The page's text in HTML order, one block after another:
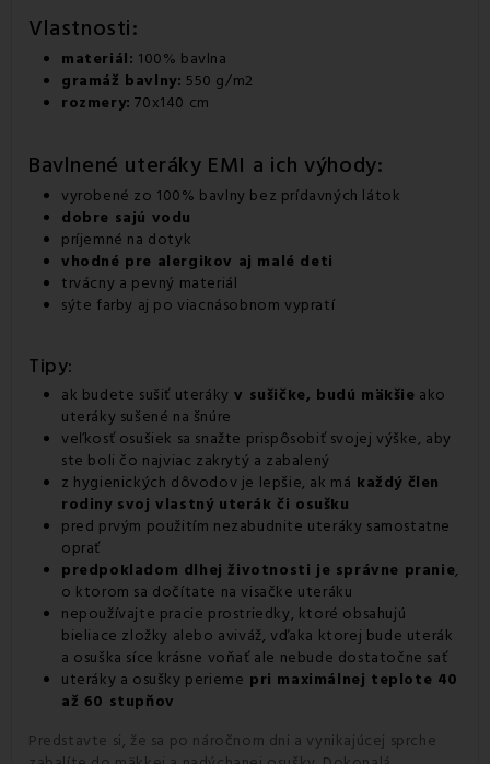
Vlastnosti:
materiál: 100% bavlna
gramáž bavlny: 550 g/m2
rozmery: 70x140 cm
Bavlnené uteráky EMI a ich výhody:
vyrobené zo 100% bavlny bez prídavných látok
dobre sajú vodu
príjemné na dotyk
vhodné pre alergikov aj malé deti
trvácny a pevný materiál
sýte farby aj po viacnásobnom vypratí
Tipy:
ak budete sušiť uteráky v sušičke, budú mäkšie ako
uteráky sušené na šnúre
veľkosť osušiek sa snažte prispôsobiť svojej výške, aby
ste boli čo najviac zakrytý a zabalený
z hygienických dôvodov je lepšie, ak má každý člen
rodiny svoj vlastný uterák či osušku
pred prvým použitím nezabudnite uteráky samostatne
oprať
predpokladom dlhej životnosti je správne pranie,
o ktorom sa dočítate na visačke uteráku
nepoužívajte pracie prostriedky, ktoré obsahujú
bieliace zložky alebo aviváž, vďaka ktorej bude uterák
a osuška síce krásne voňať ale nebude dostatočne sať
uteráky a osušky perieme pri maximálnej teplote 40
až 60 stupňov
Predstavte si, že sa po náročnom dni a vynikajúcej sprche